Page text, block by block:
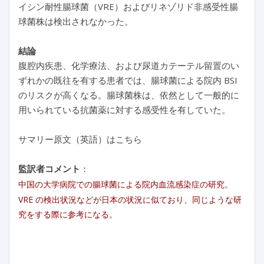
イシン耐性腸球菌（VRE）およびリネゾリド非感受性腸
球菌株は検出されなかった。
結論
腹腔内疾患、化学療法、および尿道カテーテル留置のい
ずれかの既往を有する患者では、腸球菌による院内 BSI
のリスクが高くなる。腸球菌株は、依然として一般的に
用いられている抗菌薬に対する感受性を有していた。
サマリー原文（英語）はこちら
監訳者コメント ：
中国の大学病院での腸球菌による院内血流感染症の研究。
VRE の検出状況などが日本の状況に似ており、同じような研
究をする際に参考になる。